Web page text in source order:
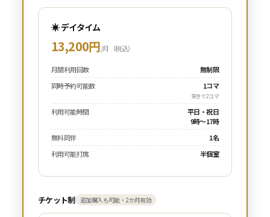
☀️ デイタイム
13,200円/月（税込）
月間利用回数
無制限
同時予約可能数
1コマ
空きで2コマ
利用可能時間
平日・祝日
9時〜17時
無料同伴
1名
利用可能打席
半個室
チケット制 追加購入も可能・2か月有効